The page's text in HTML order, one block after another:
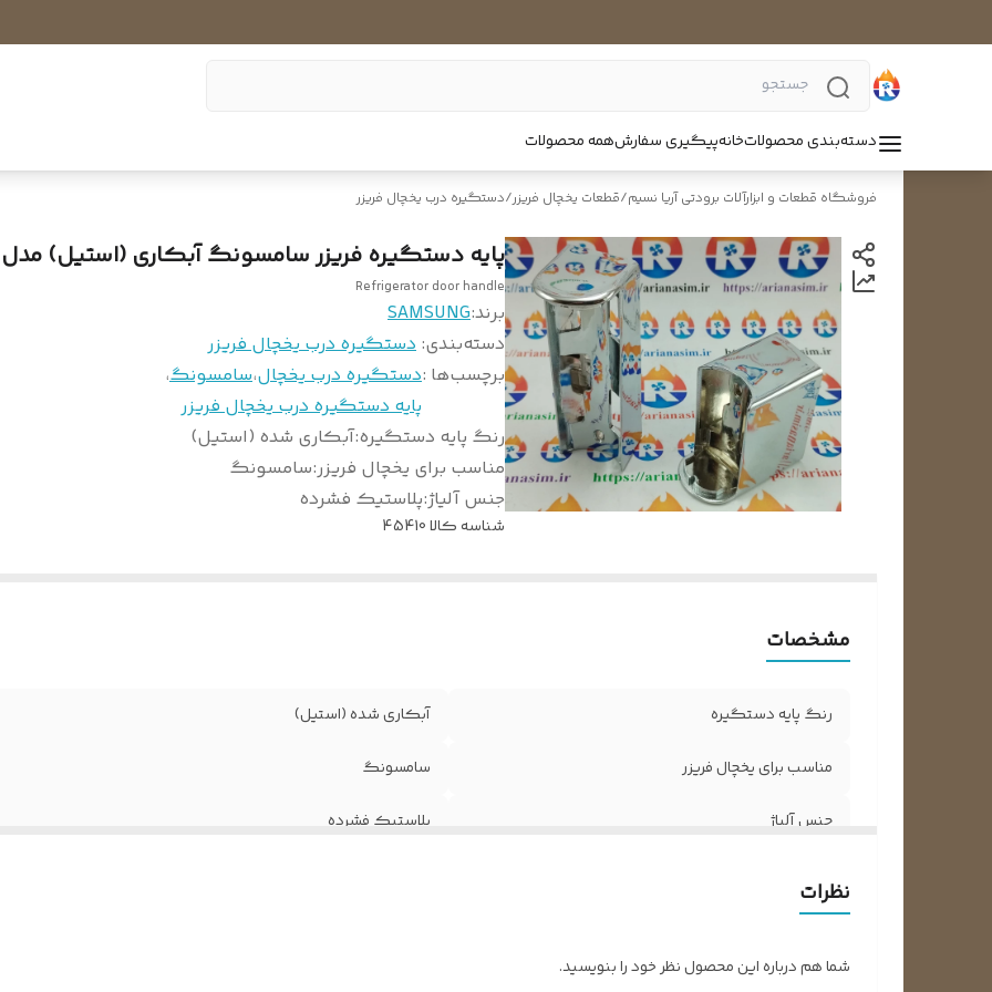
دسته‌بندی محصولاتخانهپیگیری سفارشهمه محصولات
فروشگاه قطعات و ابزارآلات برودتی آریا نسیم/قطعات یخچال فریزر/دستگیره درب یخچال فریزر
پایه دستگیره فریزر سامسونگ آبکاری (استیل) مدل RT 79
Refrigerator door handle
برند:SAMSUNG
دسته‌بندی: دستگیره درب یخچال فریزر
برچسب‌ها :دستگیره درب یخچال،سامسونگ،
پایه دستگیره درب یخچال فریزر
رنگ پایه دستگیره:آبکاری شده (استیل)
مناسب برای یخچال فریزر:سامسونگ
جنس آلیاژ:پلاستیک فشرده
شناسه کالا45410
مشخصات
رنگ پایه دستگیره آبکاری شده (استیل)
مناسب برای یخچال فریزر سامسونگ
جنس آلیاژ پلاستیک فشرده
نظرات
شما هم درباره این محصول نظر خود را بنویسید.